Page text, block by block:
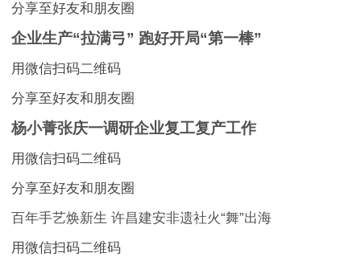
分享至好友和朋友圈
企业生产“拉满弓” 跑好开局“第一棒”
用微信扫码二维码
分享至好友和朋友圈
杨小菁张庆一调研企业复工复产工作
用微信扫码二维码
分享至好友和朋友圈
百年手艺焕新生 许昌建安非遗社火“舞”出海
用微信扫码二维码